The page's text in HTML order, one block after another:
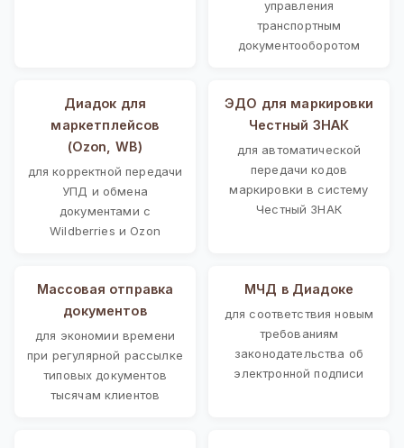
управления
транспортным
документооборотом
Диадок для
маркетплейсов
(Ozon, WB)
для корректной передачи
УПД и обмена
документами с
Wildberries и Ozon
ЭДО для маркировки
Честный ЗНАК
для автоматической
передачи кодов
маркировки в систему
Честный ЗНАК
Массовая отправка
документов
для экономии времени
при регулярной рассылке
типовых документов
тысячам клиентов
МЧД в Диадоке
для соответствия новым
требованиям
законодательства об
электронной подписи